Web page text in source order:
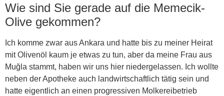
Wie sind Sie gerade auf die Memecik-
Olive gekommen?
Ich komme zwar aus Ankara und hatte bis zu meiner Heirat
mit Olivenöl kaum je etwas zu tun, aber da meine Frau aus
Muğla stammt, haben wir uns hier niedergelassen. Ich wollte
neben der Apotheke auch landwirtschaftlich tätig sein und
hatte eigentlich an einen progressiven Molkereibetrieb